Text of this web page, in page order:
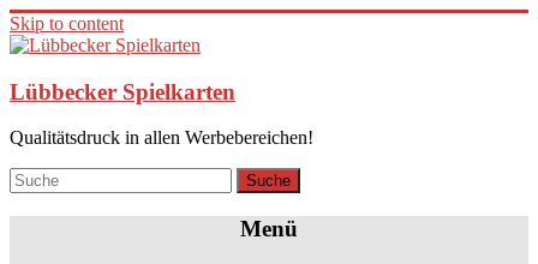
Skip to content
Lübbecker Spielkarten
Qualitätsdruck in allen Werbebereichen!
Menü